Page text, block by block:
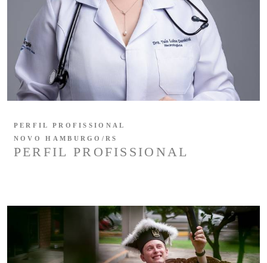
PERFIL PROFISSIONAL
PERFIL PROFISSIONAL
NOVO HAMBURGO/RS